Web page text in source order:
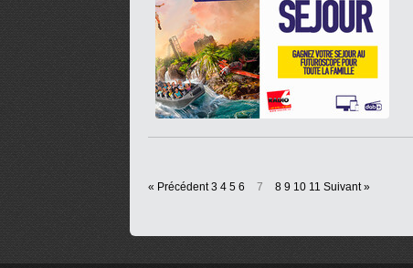
« Précédent 3 4 5 6 7 8 9 10 11 Suivant »